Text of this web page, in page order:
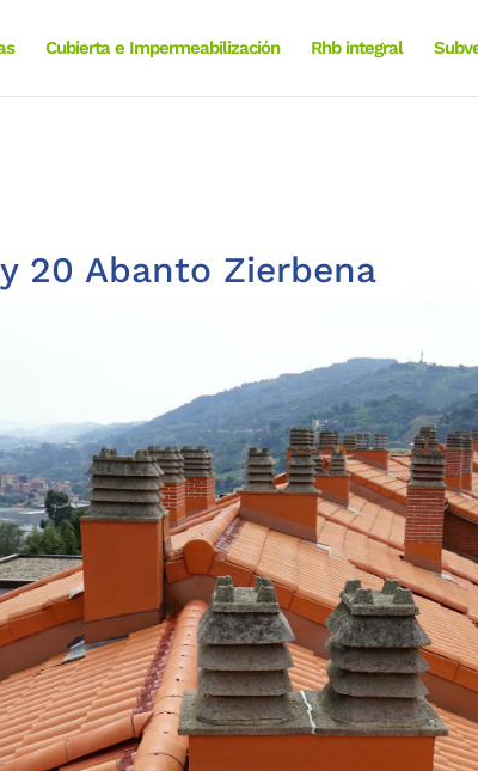
Cubierta e Impermeabilización Rhb integral
y 20 Abanto Zierbena